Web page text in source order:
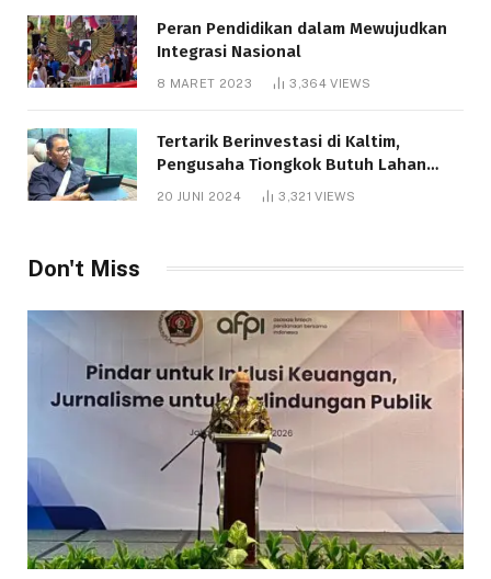
Peran Pendidikan dalam Mewujudkan
Integrasi Nasional
8 MARET 2023 3,364VIEWS
Tertarik Berinvestasi di Kaltim,
Pengusaha Tiongkok Butuh Lahan
20 JUNI 2024 3,321VIEWS
Don't Miss